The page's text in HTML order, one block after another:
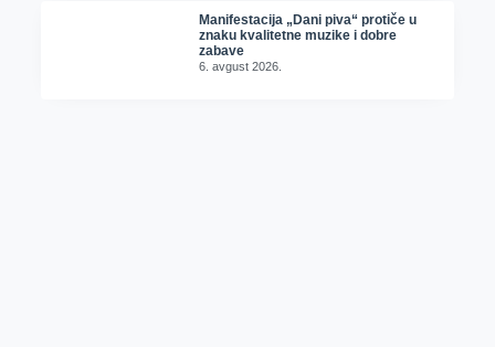
Manifestacija „Dani piva“ protiče u
znaku kvalitetne muzike i dobre
zabave
6. avgust 2026.